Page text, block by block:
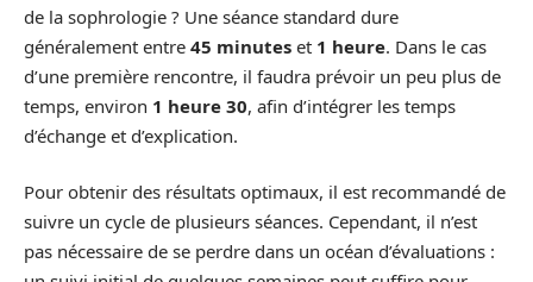
de la sophrologie ? Une séance standard dure
généralement entre 45 minutes et 1 heure. Dans le cas
d’une première rencontre, il faudra prévoir un peu plus de
temps, environ 1 heure 30, afin d’intégrer les temps
d’échange et d’explication.
Pour obtenir des résultats optimaux, il est recommandé de
suivre un cycle de plusieurs séances. Cependant, il n’est
pas nécessaire de se perdre dans un océan d’évaluations :